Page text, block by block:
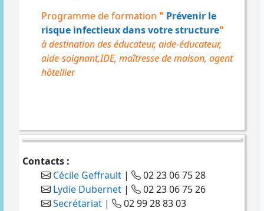
Programme de formation " Prévenir le
risque infectieux dans votre structure"
à destination des éducateur, aide-éducateur,
aide-soignant,IDE, maîtresse de maison, agent
hôtellier
Contacts :
Cécile Geffrault |
02 23 06 75 28
Lydie Dubernet |
02 23 06 75 26
Secrétariat | 02 99 28 83 03